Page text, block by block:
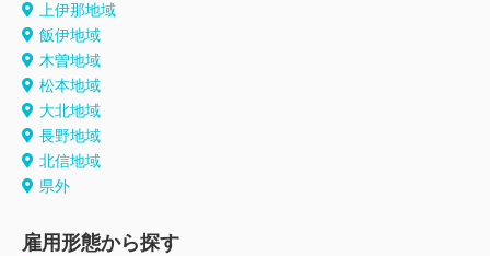
上伊那地域
飯伊地域
木曽地域
松本地域
大北地域
長野地域
北信地域
県外
雇用形態から探す